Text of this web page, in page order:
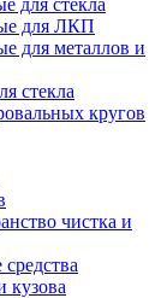
для стекла
для ЛКП
для металлов и
стекла
кругов
чистка и
кузова